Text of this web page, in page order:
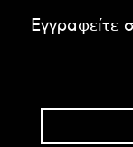
Εγγραφείτε